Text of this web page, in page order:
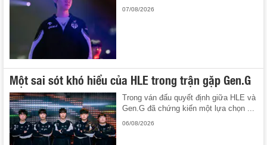
07/08/2026
Một sai sót khó hiểu của HLE trong trận gặp Gen.G
Trong ván đấu quyết định giữa HLE và
Gen.G đã chứng kiến một lựa chọn ...
06/08/2026